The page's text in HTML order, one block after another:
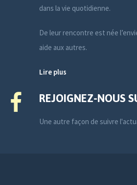
dans la vie quotidienne.
De leur rencontre est née
aide aux autres.
Lire plus
REJOIGNEZ-NOUS
Une autre façon de suivre